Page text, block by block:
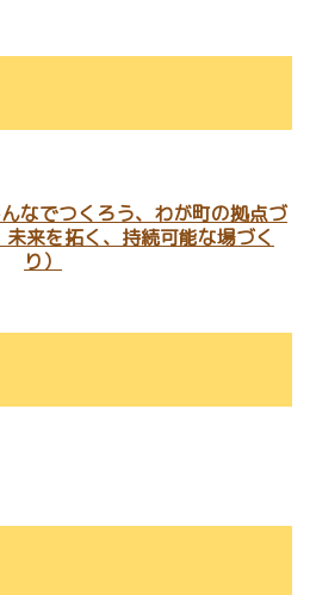
なでつくろう、わが町の拠点づ
来を拓く、持続可能な場づく
り）